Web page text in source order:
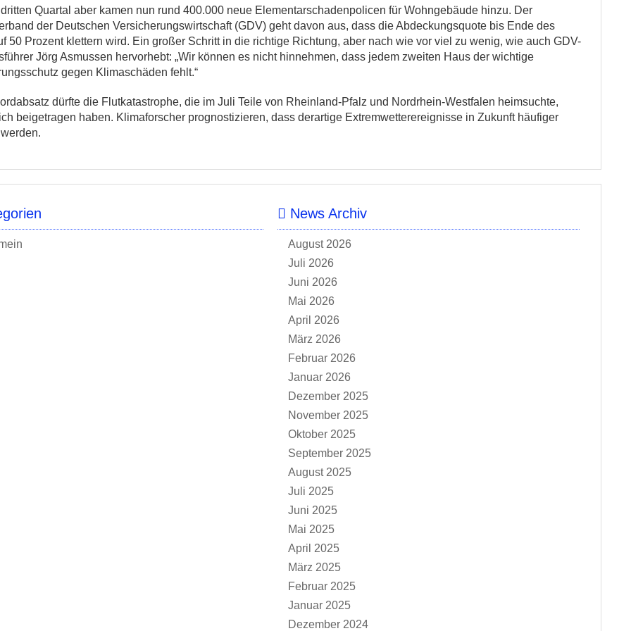
Quartal aber kamen nun rund 400.000 neue Elementarschadenpolicen für Wohngebäude hinzu. Der
der Deutschen Versicherungswirtschaft (GDV) geht davon aus, dass die Abdeckungsquote bis Ende des
50 Prozent klettern wird. Ein großer Schritt in die richtige Richtung, aber nach wie vor viel zu wenig, wie auch GDV-
Jörg Asmussen hervorhebt: „Wir können es nicht hinnehmen, dass jedem zweiten Haus der wichtige
gegen Klimaschäden fehlt.“
dürfte die Flutkatastrophe, die im Juli Teile von Rheinland-Pfalz und Nordrhein-Westfalen heimsuchte,
beigetragen haben. Klimaforscher prognostizieren, dass derartige Extremwetterereignisse in Zukunft häufiger
News Archiv
August 2026
Juli 2026
Juni 2026
Mai 2026
April 2026
März 2026
Februar 2026
Januar 2026
Dezember 2025
November 2025
Oktober 2025
September 2025
August 2025
Juli 2025
Juni 2025
Mai 2025
April 2025
März 2025
Februar 2025
Januar 2025
Dezember 2024